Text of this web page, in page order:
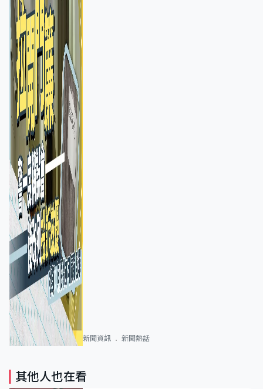
新聞資訊 新聞熱話
其他人也在看